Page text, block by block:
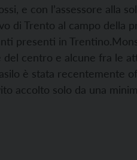
e con l’assessore alla
di Trento al campo della
presenti in Trentino.
del centro e alcune fra le
è stata recentemente
accolto solo da una